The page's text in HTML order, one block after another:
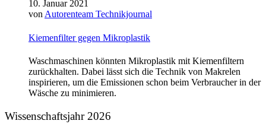
10. Januar 2021
von Autorenteam Technikjournal
Kiemenfilter gegen Mikroplastik
Waschmaschinen könnten Mikroplastik mit Kiemenfiltern
zurückhalten. Dabei lässt sich die Technik von Makrelen
inspirieren, um die Emissionen schon beim Verbraucher in der
Wäsche zu minimieren.
Wissenschaftsjahr 2026